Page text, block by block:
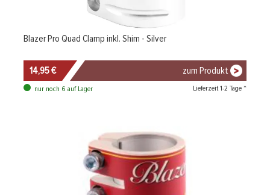
Blazer Pro Quad Clamp inkl. Shim - Silver
14,95 € zum Produkt
nur noch 6 auf Lager Lieferzeit 1-2 Tage *